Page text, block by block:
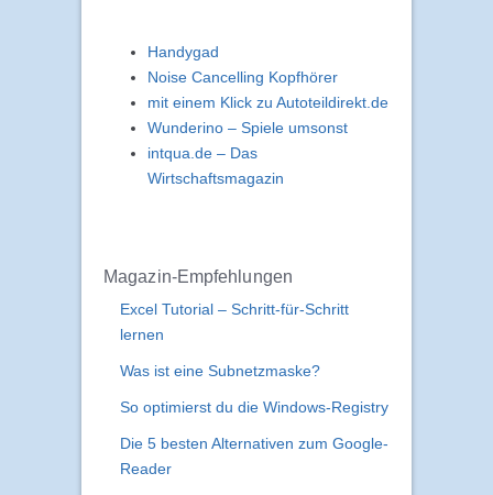
Handygad
Noise Cancelling Kopfhörer
mit einem Klick zu Autoteildirekt.de
Wunderino – Spiele umsonst
intqua.de – Das
Wirtschaftsmagazin
Magazin-Empfehlungen
Excel Tutorial – Schritt-für-Schritt
lernen
Was ist eine Subnetzmaske?
So optimierst du die Windows-Registry
Die 5 besten Alternativen zum Google-
Reader